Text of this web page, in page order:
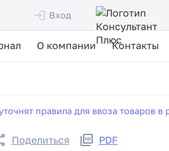
Вход
О компании Контакты
правила для ввоза товаров
Поделиться PDF